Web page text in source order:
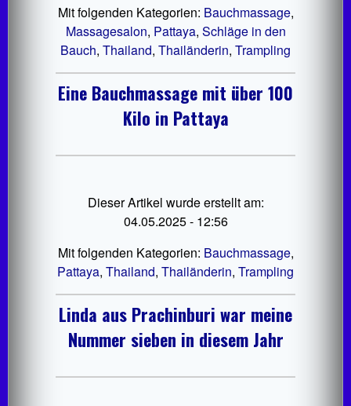
Mit folgenden Kategorien: Bauchmassage,
Massagesalon, Pattaya, Schläge in den
Bauch, Thailand, Thailänderin, Trampling
Eine Bauchmassage mit über 100
Kilo in Pattaya
Dieser Artikel wurde erstellt am:
04.05.2025 - 12:56
Mit folgenden Kategorien: Bauchmassage,
Pattaya, Thailand, Thailänderin, Trampling
Linda aus Prachinburi war meine
Nummer sieben in diesem Jahr